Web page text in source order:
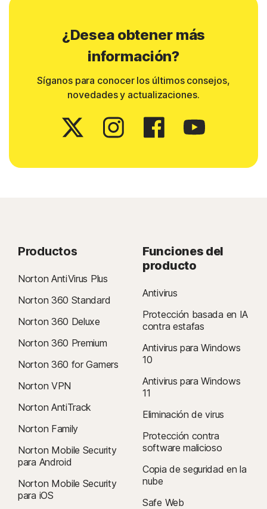
¿Desea obtener más
información?
Síganos para conocer los últimos consejos,
novedades y actualizaciones.
Productos
Norton AntiVirus Plus
Norton 360 Standard
Norton 360 Deluxe
Norton 360 Premium
Norton 360 for Gamers
Norton VPN
Norton AntiTrack
Norton Family
Norton Mobile Security
para Android
Norton Mobile Security
para iOS
Funciones del
producto
Antivirus
Protección basada en IA
contra estafas
Antivirus para Windows
10
Antivirus para Windows
11
Eliminación de virus
Protección contra
software malicioso
Copia de seguridad en la
nube
Safe Web